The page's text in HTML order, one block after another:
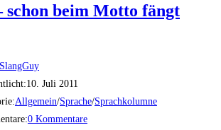
schon beim Mot­to fängt
SlangGuy
10. Juli 2011
Allgemein/Sprache/Sprachkolumne
0 Kommentare